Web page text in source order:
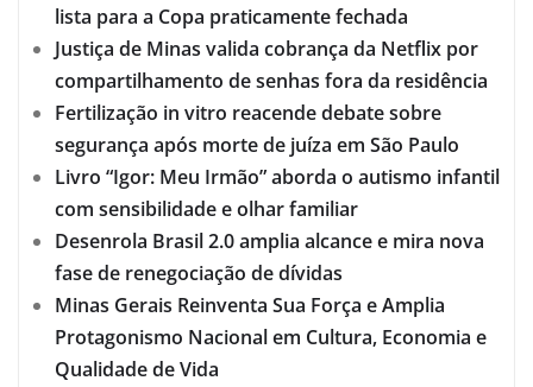
lista para a Copa praticamente fechada
Justiça de Minas valida cobrança da Netflix por
compartilhamento de senhas fora da residência
Fertilização in vitro reacende debate sobre
segurança após morte de juíza em São Paulo
Livro “Igor: Meu Irmão” aborda o autismo infantil
com sensibilidade e olhar familiar
Desenrola Brasil 2.0 amplia alcance e mira nova
fase de renegociação de dívidas
Minas Gerais Reinventa Sua Força e Amplia
Protagonismo Nacional em Cultura, Economia e
Qualidade de Vida